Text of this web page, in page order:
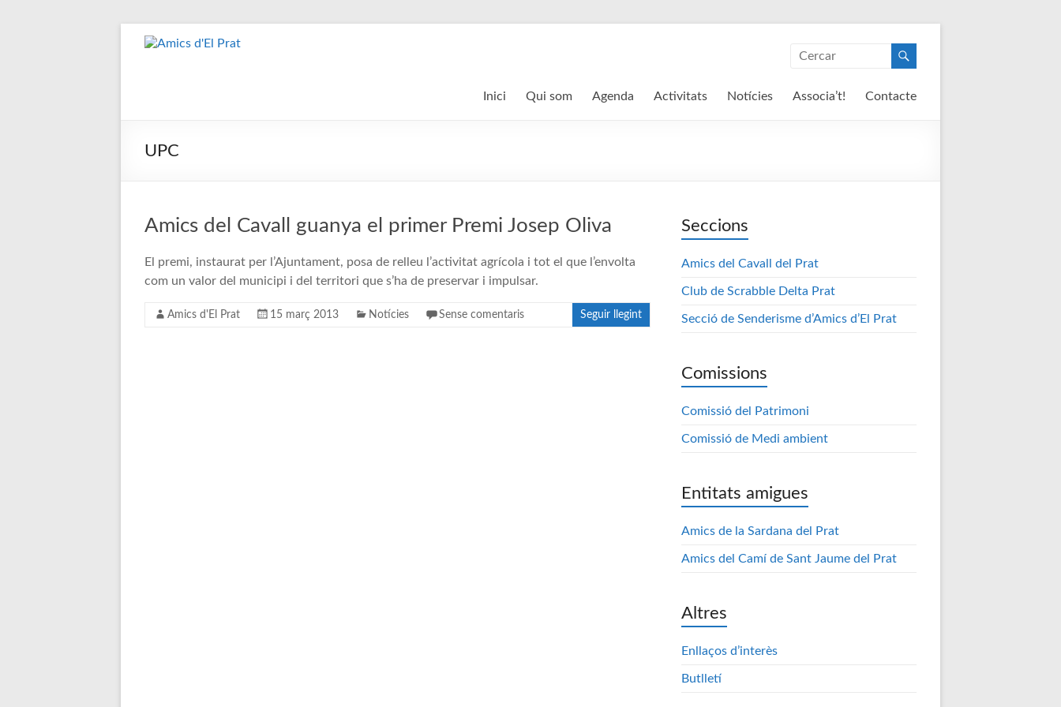
Amics
Associació
de la unió de
Inici Qui som Agenda Activitats Notícies Associa’t! Contacte
UPC
Amics del Cavall guanya el primer Premi Josep Oliva
El premi, instaurat per l’Ajuntament, posa de relleu l’activitat agrícola i tot el que l’envolta
com un valor del municipi i del territori que s’ha de preservar i impulsar.
Amics d'El Prat 15 març 2013 Notícies Sense comentaris Seguir llegint
Seccions
Amics del Cavall del Prat
Club de Scrabble Delta Prat
Secció de Senderisme d’Amics d’El Prat
Comissions
Comissió del Patrimoni
Comissió de Medi ambient
Entitats amigues
Amics de la Sardana del Prat
Amics del Camí de Sant Jaume del Prat
Altres
Enllaços d’interès
Butlletí